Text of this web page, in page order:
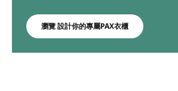
瀏覽 設計你的專屬PAX衣櫃